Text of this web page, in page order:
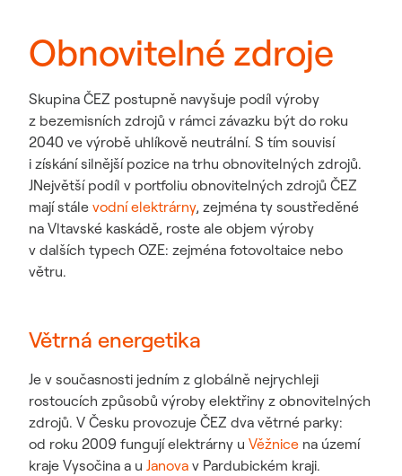
Obnovitelné zdroje
Skupina ČEZ postupně navyšuje podíl výroby
z bezemisních zdrojů v rámci závazku být do roku
2040 ve výrobě uhlíkově neutrální. S tím souvisí
i získání silnější pozice na trhu obnovitelných zdrojů.
JNejvětší podíl v portfoliu obnovitelných zdrojů ČEZ
mají stále vodní elektrárny, zejména ty soustředěné
na Vltavské kaskádě, roste ale objem výroby
v dalších typech OZE: zejména fotovoltaice nebo
větru.
Větrná energetika
Je v současnosti jedním z globálně nejrychleji
rostoucích způsobů výroby elektřiny z obnovitelných
zdrojů. V Česku provozuje ČEZ dva větrné parky:
od roku 2009 fungují elektrárny u Věžnice na území
kraje Vysočina a u Janova v Pardubickém kraji.